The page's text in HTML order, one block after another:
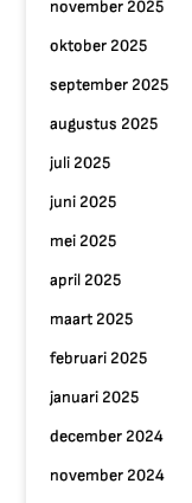
november 2025
oktober 2025
september 2025
augustus 2025
juli 2025
juni 2025
mei 2025
april 2025
maart 2025
februari 2025
januari 2025
december 2024
november 2024